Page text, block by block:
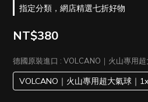
指定分類，網店精選七折好物
NT$380
德國原裝進口 : VOLCANO｜火山專用
VOLCANO｜火山專用超大氣球｜